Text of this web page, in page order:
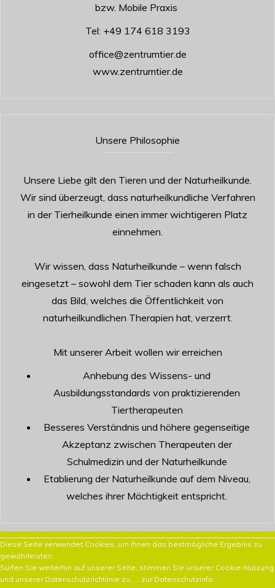
bzw. Mobile Praxis
Tel: +49 174 618 3193
office@zentrumtier.de
www.zentrumtier.de
Unsere Philosophie
Unsere Liebe gilt den Tieren und der Naturheilkunde.
Wir sind überzeugt, dass naturheilkundliche Verfahren
in der Tierheilkunde einen immer wichtigeren Platz
einnehmen.
Wir wissen, dass Naturheilkunde – wenn falsch
eingesetzt – sowohl dem Tier schaden kann als auch
das Bild, welches die Öffentlichkeit von
naturheilkundlichen Therapien hat, verzerrt.
Mit unserer Arbeit wollen wir erreichen
Anhebung des Wissens- und
Ausbildungsstandards von praktizierenden
Tiertherapeuten
Besseres Verständnis und höhere gegenseitige
Akzeptanz zwischen Therapeuten der
Schulmedizin und der Naturheilkunde
Etablierung der Naturheilkunde auf dem Niveau,
welches ihrer Mächtigkeit entspricht.
Diese Seite verwendet Cookies, um Ihnen das bestmögliche Ergebnis zu
gewährleisten.
Surfen Sie weiterhin auf unserer Seite, stimmen Sie unserer Cookie-Nutzung
und unserer Datenschutzrichtlinie zu. ... zur Datenschutzinfo ...